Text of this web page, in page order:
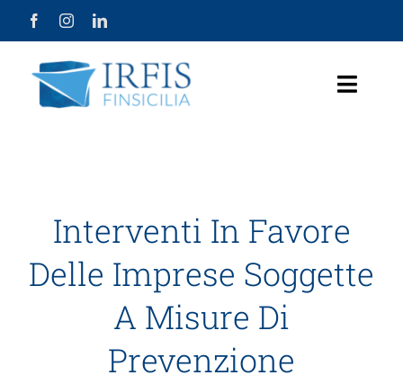
Salta
al
contenuto
Toggle
Prodotti
Misure Agevolative
Interventi In Favore
Delle Imprese Soggette
A Misure Di
Prevenzione